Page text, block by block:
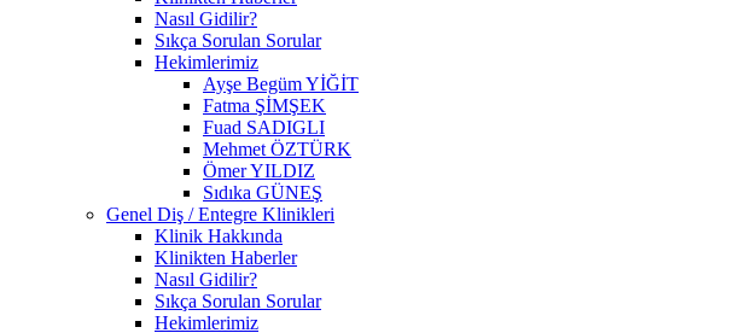
Nasıl Gidilir?
Sıkça Sorulan Sorular
Hekimlerimiz
Ayşe Begüm YİĞİT
Fatma ŞİMŞEK
Fuad SADIGLI
Mehmet ÖZTÜRK
Ömer YILDIZ
Sıdıka GÜNEŞ
Genel Diş / Entegre Klinikleri
Klinik Hakkında
Klinikten Haberler
Nasıl Gidilir?
Sıkça Sorulan Sorular
Hekimlerimiz